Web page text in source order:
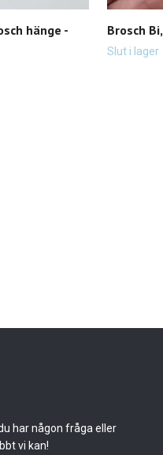
hänge -
Brosch
Slut i lager
har någon fråga eller
vi kan!